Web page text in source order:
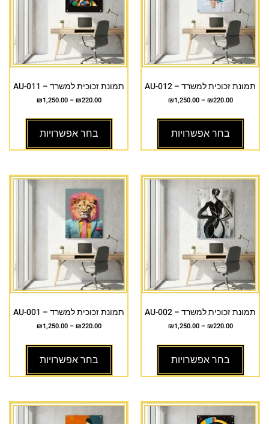
תמונת זכוכית למשרד – AU-012
₪220.00
–
₪1,250.00
בחר אפשרויות
תמונת זכוכית למשרד – AU-011
₪220.00
–
₪1,250.00
בחר אפשרויות
תמונת זכוכית למשרד – AU-002
₪220.00
–
₪1,250.00
בחר אפשרויות
תמונת זכוכית למשרד – AU-001
₪220.00
–
₪1,250.00
בחר אפשרויות